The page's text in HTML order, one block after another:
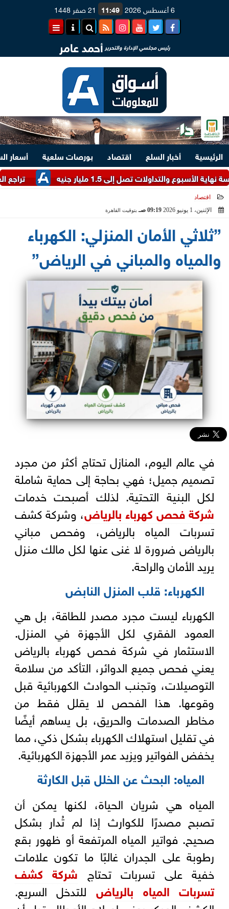
6 أغسطس 2026 11:49 21 صفر 1448
رئيس مجلسي الإدارة والتحرير أحمد عامر
الرئيسية أخبار السلع اقتصاد بورصات سلعية
أسعار
تراجع العملة
تصل إلى 1.5 مليار جنيه
اقتصاد
الإثنين، 1 يونيو 2026
09:19 صـ بتوقيت القاهرة
”ثلاثي الأمان المنزلي: الكهرباء
والمياه والمباني في الرياض”
في عالم اليوم، المنازل تحتاج أكثر من مجرد
تصميم جميل؛ فهي بحاجة إلى حماية شاملة
لكل البنية التحتية. لذلك أصبحت خدمات
شركة فحص كهرباء بالرياض، وشركة كشف
تسربات المياه بالرياض، وفحص مباني
بالرياض ضرورة لا غنى عنها لكل مالك منزل
يريد الأمان والراحة.
الكهرباء: قلب المنزل النابض
الكهرباء ليست مجرد مصدر للطاقة، بل هي
العمود الفقري لكل الأجهزة في المنزل.
الاستثمار في شركة فحص كهرباء بالرياض
يعني فحص جميع الدوائر، التأكد من سلامة
التوصيلات، وتجنب الحوادث الكهربائية قبل
وقوعها. هذا الفحص لا يقلل فقط من
مخاطر الصدمات والحريق، بل يساهم أيضًا
في تقليل استهلاك الكهرباء بشكل ذكي، مما
يخفض الفواتير ويزيد عمر الأجهزة الكهربائية.
المياه: البحث عن الخلل قبل الكارثة
المياه هي شريان الحياة، لكنها يمكن أن
تصبح مصدرًا للكوارث إذا لم تُدار بشكل
صحيح. فواتير المياه المرتفعة أو ظهور بقع
رطوبة على الجدران غالبًا ما تكون علامات
خفية على تسربات تحتاج شركة كشف
تسربات المياه بالرياض للتدخل السريع.